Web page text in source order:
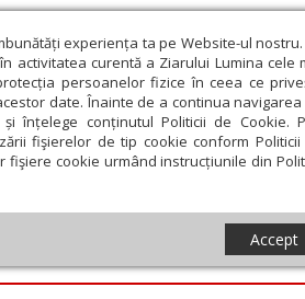
experiența ta pe Website-ul nostru.
activitatea curentă a Ziarului Lumina cele
persoanelor fizice în ceea ce
date. Înainte de a continua navigarea
înțelege conținutul Politicii de Cookie.
fişierelor de tip cookie conform Politicii
fişiere cookie urmând instrucțiunile din
Accept
Societate Opinii